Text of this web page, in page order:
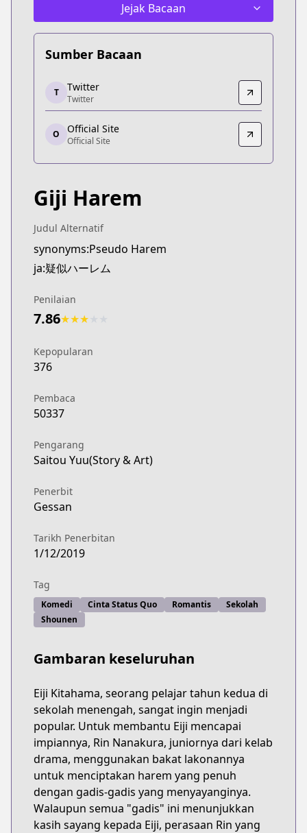
Jejak Bacaan
Sumber Bacaan
Twitter
Twitter
https://twitter.com/i/events/1032362040197767168
Official Site
Official Site
https://gekkansunday.net/series/gijiharem
T Twitter
Twitter
O Official Site
Official Site
Giji Harem
Judul Alternatif
synonyms:Pseudo Harem
ja:疑似ハーレム
Penilaian
7.86★★★
Kepopularan
376
Pembaca
50337
Pengarang
Saitou Yuu(Story & Art)
Penerbit
Gessan
Tarikh Penerbitan
1/12/2019
Tag
Komedi Cinta Status Quo Romantis
Sekolah
Shounen
Gambaran keseluruhan
Eiji Kitahama, seorang pelajar tahun kedua di
sekolah menengah, sangat ingin menjadi
popular. Untuk membantu Eiji mencapai
impiannya, Rin Nanakura, juniornya dari kelab
drama, menggunakan bakat lakonannya
untuk menciptakan harem yang penuh
dengan gadis-gadis yang menyayanginya.
Walaupun semua "gadis" ini menunjukkan
kasih sayang kepada Eiji, perasaan Rin yang